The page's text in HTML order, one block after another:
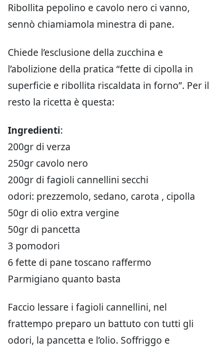
Ribollita pepolino e cavolo nero ci vanno,
sennò chiamiamola minestra di pane.
Chiede l’esclusione della zucchina e
l’abolizione della pratica “fette di cipolla in
superficie e ribollita riscaldata in forno”. Per il
resto la ricetta è questa:
Ingredienti:
200gr di verza
250gr cavolo nero
200gr di fagioli cannellini secchi
odori: prezzemolo, sedano, carota , cipolla
50gr di olio extra vergine
50gr di pancetta
3 pomodori
6 fette di pane toscano raffermo
Parmigiano quanto basta
Faccio lessare i fagioli cannellini, nel
frattempo preparo un battuto con tutti gli
odori, la pancetta e l’olio. Soffriggo e